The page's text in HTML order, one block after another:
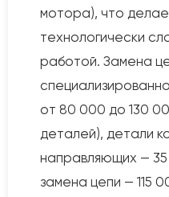
мотора), что
технологически
работой. Замена
от 80 000 до 130
деталей), детали
направляющих —
замена цепи — 115